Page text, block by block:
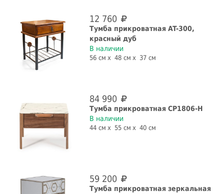
12 760
Тумба прикроватная AT-300,
красный дуб
В наличии
56 см 48 см 37 см
84 990
Тумба прикроватная CP1806-H
В наличии
44 см 55 см 40 см
59 200
Тумба прикроватная зеркальная